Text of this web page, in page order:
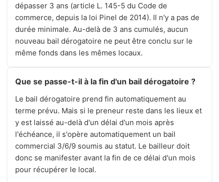
dépasser 3 ans (article L. 145-5 du Code de
commerce, depuis la loi Pinel de 2014). Il n'y a pas de
durée minimale. Au-delà de 3 ans cumulés, aucun
nouveau bail dérogatoire ne peut être conclu sur le
même fonds dans les mêmes locaux.
Que se passe-t-il à la fin d'un bail dérogatoire ?
Le bail dérogatoire prend fin automatiquement au
terme prévu. Mais si le preneur reste dans les lieux et
y est laissé au-delà d'un délai d'un mois après
l'échéance, il s'opère automatiquement un bail
commercial 3/6/9 soumis au statut. Le bailleur doit
donc se manifester avant la fin de ce délai d'un mois
pour récupérer le local.